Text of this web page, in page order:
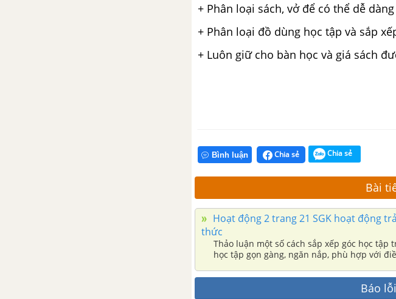
+ Phân loại sách, vở để có thể dễ
+ Phân loại đồ dùng học tập và sắp
+ Luôn giữ cho bàn học và giá sách
Bình luận Chia sẻ Chia sẻ
Bài
Hoạt động 2 trang 21 SGK hoạt động
thức
Thảo luận một số cách sắp xếp góc học
học tập gọn gàng, ngăn nắp, phù hợp với
Chia sẻ nhận thức và cảm xúc sau hoạt
Báo